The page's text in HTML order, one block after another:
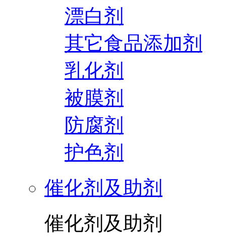
漂白剂
其它食品添加剂
乳化剂
被膜剂
防腐剂
护色剂
催化剂及助剂
催化剂及助剂